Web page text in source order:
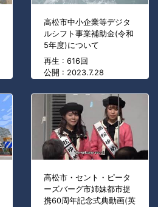
高松市中小企業等デジタ
ルシフト事業補助金(令和
5年度)について
再生 : 616回
公開 : 2023.7.28
高松市・セント・ピータ
ーズバーグ市姉妹都市提
携60周年記念式典動画(英